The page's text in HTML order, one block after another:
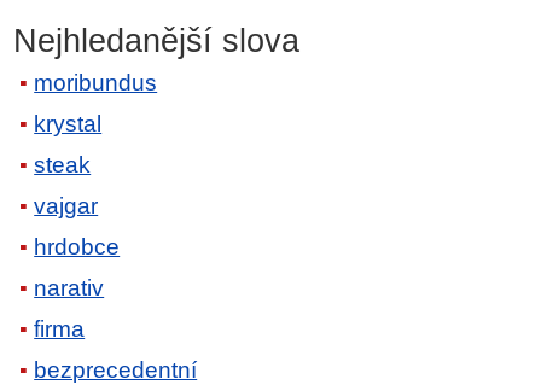
Nejhledanější slova
moribundus
krystal
steak
vajgar
hrdobce
narativ
firma
bezprecedentní